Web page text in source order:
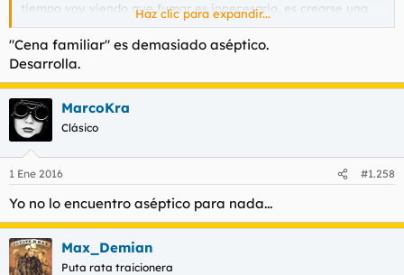
tiempo voy viendo que fumar es innecesario, es crearse una
dependencia estúpida. Los primeros meses tienes que
renunciar al placer de fumar pero luego vas viendo que no
merece la pena. Es decir, tienes que tirar de fuerza de voluntad
un tiempo, luego te alegras. Y luego vuelves al tabaco
humillado y hundido.
Haz clic para expandir...
"Cena familiar" es demasiado aséptico.
Desarrolla.
MarcoKra
Clásico
1 Ene 2016 #1.258
Yo no lo encuentro aséptico para nada...
Max_Demian
Puta rata traicionera